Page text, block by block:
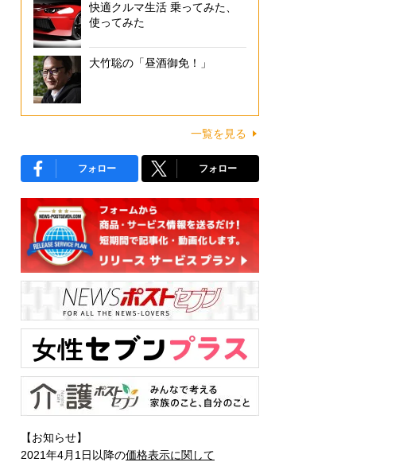
快適クルマ生活 乗ってみた、
使ってみた
大竹聡の「昼酒御免！」
一覧を見る
フォロー フォロー
【お知らせ】
2021年4月1日以降の価格表示に関して